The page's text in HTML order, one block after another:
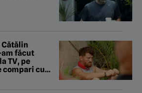
am făcut
TV, pe
compari cu